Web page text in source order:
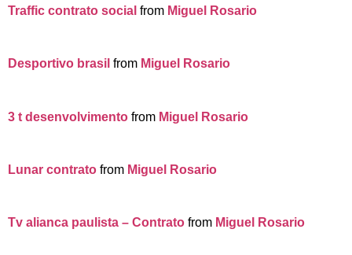
Traffic contrato social from Miguel Rosario
Desportivo brasil from Miguel Rosario
3 t desenvolvimento from Miguel Rosario
Lunar contrato from Miguel Rosario
Tv alianca paulista – Contrato from Miguel Rosario